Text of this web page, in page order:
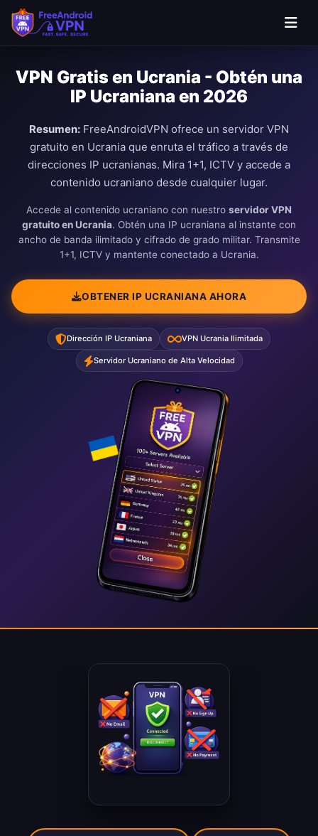
Saltar al contenido principal
VPN Gratis en Ucrania - Obtén una
IP Ucraniana en 2026
Resumen: FreeAndroidVPN ofrece un servidor VPN
gratuito en Ucrania que enruta el tráfico a través de
direcciones IP ucranianas. Mira 1+1, ICTV y accede a
contenido ucraniano desde cualquier lugar.
Accede al contenido ucraniano con nuestro servidor VPN
gratuito en Ucrania. Obtén una IP ucraniana al instante con
ancho de banda ilimitado y cifrado de grado militar. Transmite
1+1, ICTV y mantente conectado a Ucrania.
OBTENER IP UCRANIANA AHORA
Dirección IP Ucraniana VPN Ucrania Ilimitada
Servidor Ucraniano de Alta Velocidad